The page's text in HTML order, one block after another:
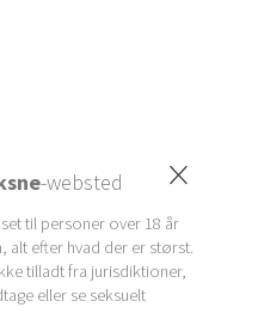
×
-websted
til personer over 18 år
alt efter hvad der er størst.
tilladt fra jurisdiktioner,
eller se seksuelt